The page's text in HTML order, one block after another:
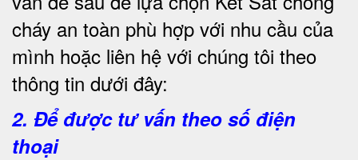
cháy an toàn phù hợp với nhu cầu của
mình hoặc liên hệ với chúng tôi theo
thông tin dưới đây:
2. Để được tư vấn theo số điện
thoại